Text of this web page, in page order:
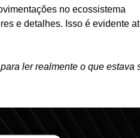
no ecossistema
e detalhes. Isso é evidente
ler realmente o que estava